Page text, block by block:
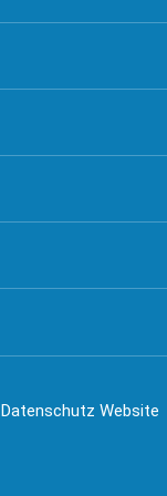
Datenschutz Website